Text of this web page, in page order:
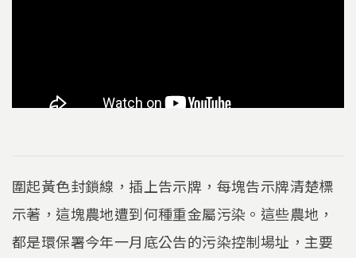
圍起黃色封鎖線，插上告示牌，每塊告示牌清楚標
示著，這塊農地遭到何種重金屬污染。這些農地，
都是環保署今年一月底公告的污染控制場址，主要